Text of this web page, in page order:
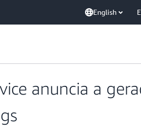
English
anuncia a